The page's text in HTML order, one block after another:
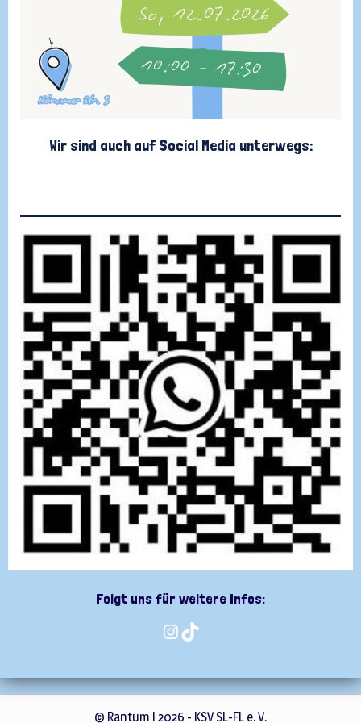
Wir sind auch auf Social Media unterwegs:
Folgt uns für weitere Infos:
Instagram
TikTok
© Rantum I 2026 - KSV SL-FL e. V.